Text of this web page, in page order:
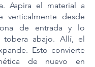
Aspira el material a
verticalmente desde
de entrada y lo
tobera abajo. Allí, el
Esto convierte
de nuevo en